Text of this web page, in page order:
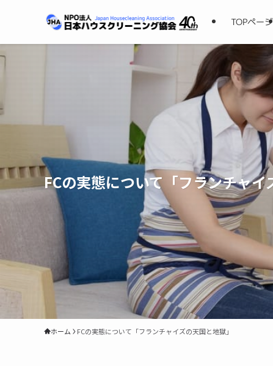
TOPページ
FCの実態について「フランチャイ
ホーム FCの実態について「フランチャイズの天国と地獄」